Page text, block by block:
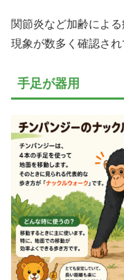
関節炎など加齢によ
現象が数多く確認され
手足が器用